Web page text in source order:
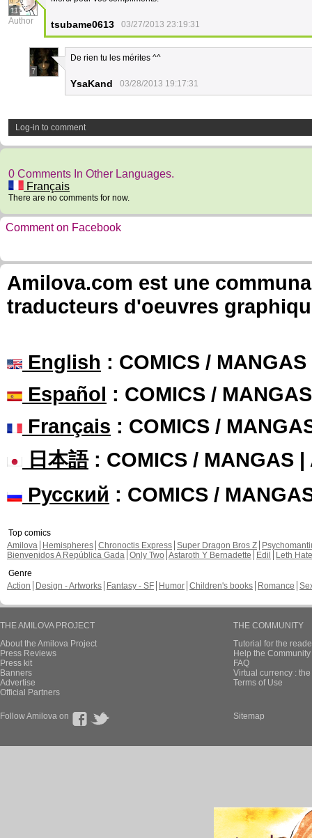
11
Author tsubame0613 03/27/2013 23:19:31
7
De rien tu les mérites ^^
YsaKand 03/28/2013 19:17:31
Log-in to comment
0 Comments In Other Languages.
Français
There are no comments for now.
Comment on Facebook
Amilova.com est une
traducteurs d'oeuvres
English : COMICS /
Español : COMICS /
Français : COMICS /
日本語: COMICS / MANGAS |
Русский : COMICS /
Top comics
Amilova
Hemispheres Chronoctis Express Super Dragon Bros Z
Bienvenidos A República Gada Only Two Astaroth Y Bernadette Edil
Leth Hate
Genre
Action
Design - Artworks Fantasy - SF Humor Children's books Romance
THE AMILOVA PROJECT
About the Amilova Project
Press Reviews
Press kit
Banners
Advertise
Official Partners
THE COMMUNITY
Tutorial for the
Help the
FAQ
Virtual currency :
Terms of Use
Follow Amilova on Sitemap